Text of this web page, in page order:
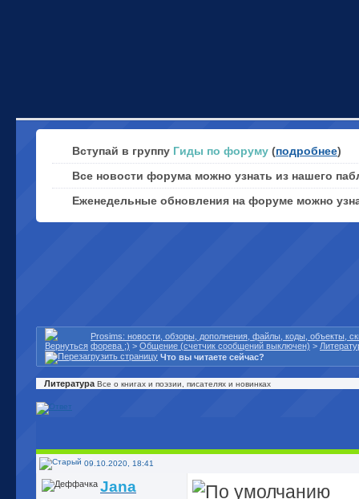
Вступай в группу Гиды по форуму (подробнее)
Все новости форума можно узнать из нашего
Еженедельные обновления на форуме можно
Prosims: новости, обзоры, дополнения, файлы, коды, объекты,
форева ;) > Общение (счетчик сообщений выключен) >
Что вы читаете сейчас?
Литература Все о книгах и поэзии, писателях и новинках
09.10.2020, 18:41
Jana